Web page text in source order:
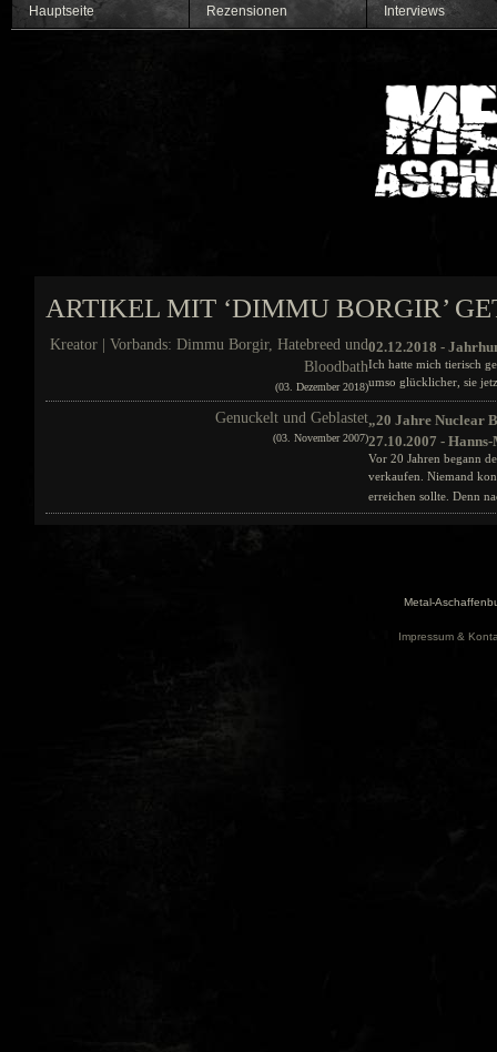
Hauptseite Rezensionen Interviews
ARTIKEL MIT ‘DIMMU BORGIR’
Kreator | Vorbands: Dimmu Borgir, Hatebreed und
Bloodbath
(03. Dezember 2018)
02.12.2018 -
Ich hatte mich tierisch
umso glücklicher, sie
Genuckelt und Geblastet
(03. November 2007)
„20 Jahre Nuclear
27.10.2007 -
Vor 20 Jahren begann
verkaufen. Niemand
erreichen sollte. Denn
Metal-
Impressum &